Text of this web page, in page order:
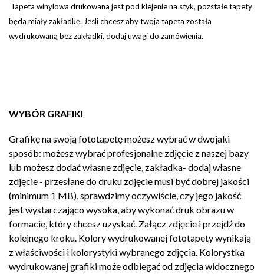
Tapeta winylowa drukowana jest pod klejenie na styk, pozstałe tapety
będa miały zakładkę. Jesli chcesz aby twoja tapeta została
wydrukowaną bez zakładki, dodaj uwagi do zamówienia.
WYBÓR GRAFIKI
Grafikę na swoją fototapetę możesz wybrać w dwojaki
sposób: możesz wybrać profesjonalne zdjęcie z naszej bazy
lub możesz dodać własne zdjęcie, zakładka- dodaj własne
zdjęcie - przesłane do druku zdjęcie musi być dobrej jakości
(minimum 1 MB), sprawdzimy oczywiście, czy jego jakość
jest wystarczająco wysoka, aby wykonać druk obrazu w
formacie, który chcesz uzyskać. Załącz zdjęcie i przejdź do
kolejnego kroku. Kolory wydrukowanej fototapety wynikają
z właściwości i kolorystyki wybranego zdjęcia. Kolorystka
wydrukowanej grafiki może odbiegać od zdjęcia widocznego